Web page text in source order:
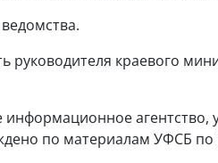
руководителя краевого
информационное
по материалам УФСБ по